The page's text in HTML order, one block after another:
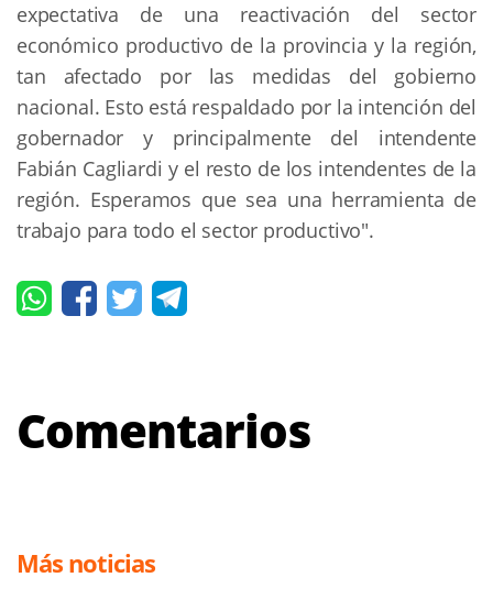
expectativa de una reactivación del sector
económico productivo de la provincia y la región,
tan afectado por las medidas del gobierno
nacional. Esto está respaldado por la intención del
gobernador y principalmente del intendente
Fabián Cagliardi y el resto de los intendentes de la
región. Esperamos que sea una herramienta de
trabajo para todo el sector productivo".
Comentarios
Más noticias